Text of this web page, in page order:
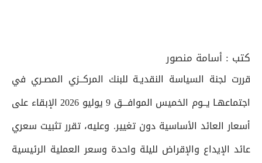
كتب : أسامة منصور
قررت لجنة السياسة النقديـة للبنك المركــزي المصـري في
اجتماعهـا يــوم الخميس الموافـــق 9 يوليو 2026 الإبقاء على
أسعار العائد الأساسية دون تغيير. وعليه، تقرر تثبيت سعري
عائد الإيداع والإقراض لليلة واحدة وسعر العملية الرئيسية